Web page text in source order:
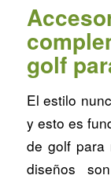
golf
El estilo
y esto es
de golf para
diseños